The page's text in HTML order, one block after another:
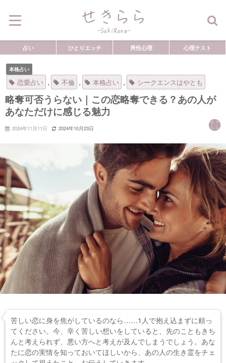
占い ひとりエッチ 男性心理 心理テスト
本格占い
恋愛占い , 不倫 , 本格占い , シークエンスはやとも
略奪可否うらない｜この恋略奪できる？あの人が
あなただけに感じる魅力
2024年11月11日 2024年10月23日
苦しい恋に身を焦がしているのなら……1人で抱え込まずに頼っ
てください。今、辛く苦しい想いをしていると、先のこともきち
んと考えられず、悪い方へと考えが及んでしまうでしょう。あな
たに恋の実情を知っておいてほしいから、あの人の生き霊をチェ